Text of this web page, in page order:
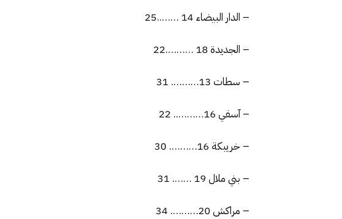
– الدار البيضاء 14 ……..25
– الجديدة 18 ……….22
– سطات 13………. 31
– آسفي 16……….. 22
– خريبكة 16………. 30
– بني ملال 19 ……. 31
– مراكش 20………. 34